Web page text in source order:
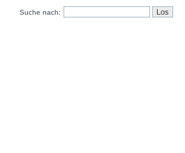
Suche nach: